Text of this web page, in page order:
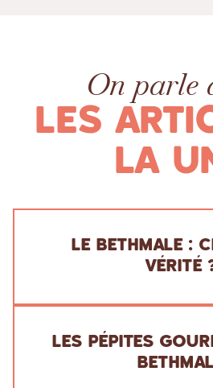
On parle
LES
LA
ARTICLE
LE BETHMALE :
VÉRITÉ
RECETTE
LES PÉPITES